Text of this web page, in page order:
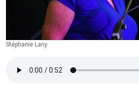
Stéphanie Lany